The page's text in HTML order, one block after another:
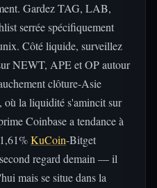
Gardez TAG, LAB,
serrée spécifiquement
Côté liquide, surveillez
NEWT, APE et OP autour
clôture-Asie
la liquidité s'amincit sur
Coinbase a tendance à
KuCoin-Bitget
regard demain — il
mais se situe dans la